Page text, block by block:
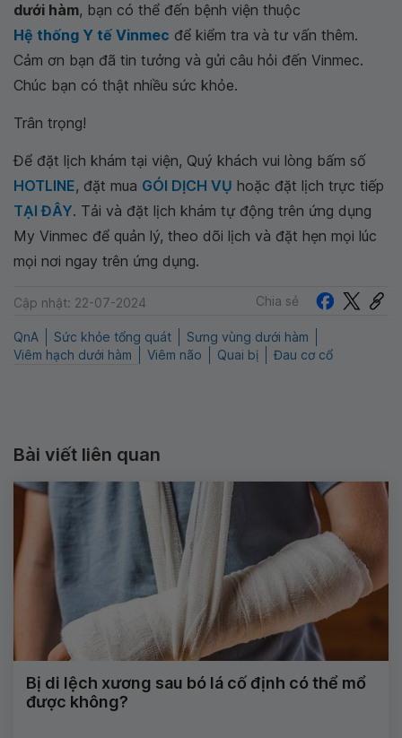
dưới hàm, bạn có thể đến bệnh viện thuộc
Hệ thống Y tế Vinmec để kiểm tra và tư vấn thêm.
Cảm ơn bạn đã tin tưởng và gửi câu hỏi đến Vinmec.
Chúc bạn có thật nhiều sức khỏe.
Trân trọng!
Để đặt lịch khám tại viện, Quý khách vui lòng bấm số
HOTLINE, đặt mua GÓI DỊCH VỤ hoặc đặt lịch trực tiếp
TẠI ĐÂY. Tải và đặt lịch khám tự động trên ứng dụng
My Vinmec để quản lý, theo dõi lịch và đặt hẹn mọi lúc
mọi nơi ngay trên ứng dụng.
Cập nhật: 22-07-2024 Chia sẻ
QnA Sức khỏe tổng quát
Sưng vùng dưới hàm
Viêm hạch dưới hàm
Viêm não Quai bị Đau cơ cổ
Bài viết liên quan
Bị di lệch xương sau bó lá cố định có thể mổ
được không?